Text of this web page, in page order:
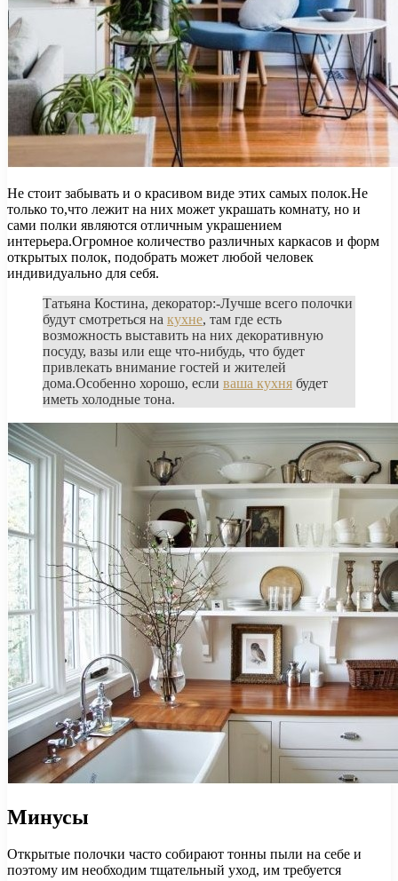
Не стоит забывать и о красивом виде этих самых полок.Не
только то,что лежит на них может украшать комнату, но и
сами полки являются отличным украшением
интерьера.Огромное количество различных каркасов и форм
открытых полок, подобрать может любой человек
индивидуально для себя.
Татьяна Костина, декоратор:-Лучше всего полочки
будут смотреться на кухне, там где есть
возможность выставить на них декоративную
посуду, вазы или еще что-нибудь, что будет
привлекать внимание гостей и жителей
дома.Особенно хорошо, если ваша кухня будет
иметь холодные тона.
Минусы
Открытые полочки часто собирают тонны пыли на себе и
поэтому им необходим тщательный уход, им требуется